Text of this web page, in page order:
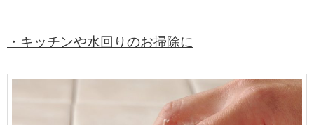
・キッチンや水回りのお掃除に